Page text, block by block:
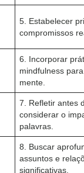
5. Estabelecer
compromissos
6. Incorporar
mindfulness
mente.
7. Refletir antes
considerar o
palavras.
8. Buscar
assuntos e
significativas.